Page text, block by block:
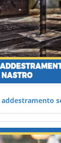
addestramento